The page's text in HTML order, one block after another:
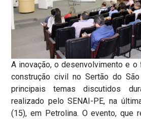
A inovação, o desenvolvimento e o
construção civil no Sertão do
principais temas discutidos
realizado pelo SENAI-PE, na
(15), em Petrolina. O evento, que